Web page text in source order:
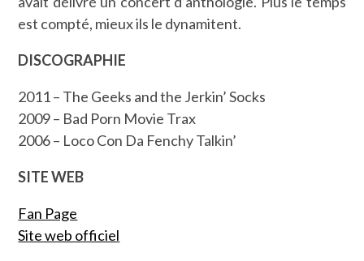
est compté, mieux ils le dynamitent.
DISCOGRAPHIE
2011 – The Geeks and the Jerkin’ Socks
2009 – Bad Porn Movie Trax
2006 – Loco Con Da Fenchy Talkin’
SITE WEB
Fan Page
Site web officiel